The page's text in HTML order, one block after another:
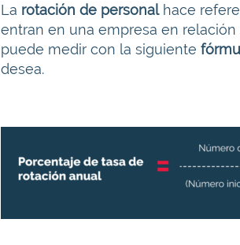
La rotación de personalhace
entran en una empresa en
puede medir con la siguiente
desea.